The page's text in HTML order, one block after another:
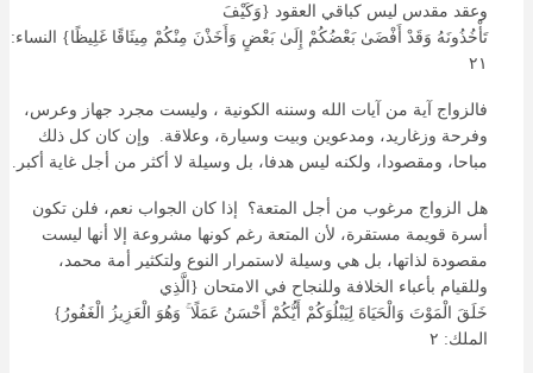
وعقد مقدس ليس كباقي العقود {وَكَيْفَ
تَأْخُذُونَهُ وَقَدْ أَفْضَىٰ بَعْضُكُمْ إِلَىٰبَعْضٍ وَأَخَذْنَ مِنْكُمْ مِيثَاقًا غَلِيظًا} النساء:
٢١
فالزواج آية من آيات الله وسننه الكونية ، وليست مجرد جهاز وعرس،
وفرحة وزغاريد، ومدعوين وبيت وسيارة، وعلاقة. وإن كان كل ذلك
مباحا، ومقصودا، ولكنه ليس هدفا، بل وسيلة لا أكثر من أجل غاية أكبر.
هل الزواج مرغوب من أجل المتعة؟ إذا كان الجواب نعم، فلن تكون
أسرة قويمة مستقرة، لأن المتعة رغم كونها مشروعة إلا أنها ليست
مقصودة لذاتها، بل هي وسيلة لاستمرار النوع ولتكثير أمة محمد،
وللقيام بأعباء الخلافة وللنجاح في الامتحان {الَّذِي
خَلَقَ
الْمَوْتَ وَالْحَيَاةَ لِيَبْلُوَكُمْ أَيُّكُمْ أَحْسَنُ عَمَلًاۚ وَهُوَ الْعَزِيزُ الْغَفُورُ}
الملك: ٢